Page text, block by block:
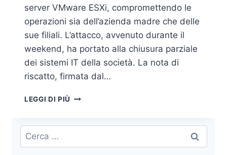
server VMware ESXi, compromettendo le
operazioni sia dell’azienda madre che delle
sue filiali. L’attacco, avvenuto durante il
weekend, ha portato alla chiusura parziale
dei sistemi IT della società. La nota di
riscatto, firmata dal…
LEGGI DI PIÙ JOHNSON
DA
MASSIVO
Ricerca
per: